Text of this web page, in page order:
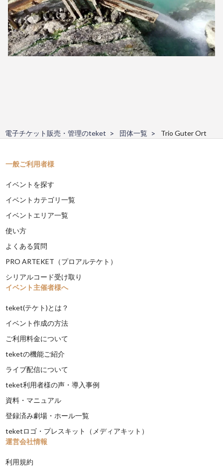
電子チケット販売・管理のteket 団体一覧 Trio Guter Ort
一般ご利用者様
イベントを探す
イベントカテゴリ一覧
イベントエリア一覧
使い方
よくある質問
PRO ARTEKET（プロアルテケト）
シリアルコード受け取り
イベント主催者様へ
teket(テケト)とは？
イベント作成の方法
ご利用料金について
teketの機能ご紹介
ライブ配信について
teket利用者様の声・導入事例
資料・マニュアル
登録済み劇場・ホール一覧
teketロゴ・プレスキット（メディアキット）
運営会社情報
利用規約